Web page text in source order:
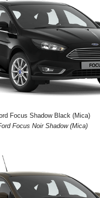
Focus Shadow Black (Mica)
Focus Noir Shadow (Mica)